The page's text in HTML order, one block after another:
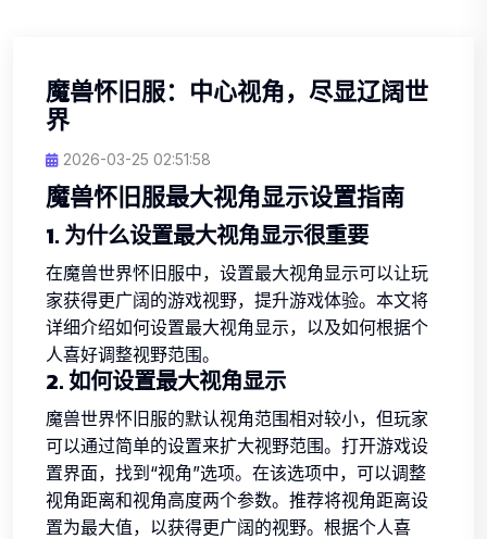
魔兽怀旧服：中心视角，尽显辽阔世
界
2026-03-25 02:51:58
魔兽怀旧服最大视角显示设置指南
1. 为什么设置最大视角显示很重要
在魔兽世界怀旧服中，设置最大视角显示可以让玩
家获得更广阔的游戏视野，提升游戏体验。本文将
详细介绍如何设置最大视角显示，以及如何根据个
人喜好调整视野范围。
2. 如何设置最大视角显示
魔兽世界怀旧服的默认视角范围相对较小，但玩家
可以通过简单的设置来扩大视野范围。打开游戏设
置界面，找到“视角”选项。在该选项中，可以调整
视角距离和视角高度两个参数。推荐将视角距离设
置为最大值，以获得更广阔的视野。根据个人喜